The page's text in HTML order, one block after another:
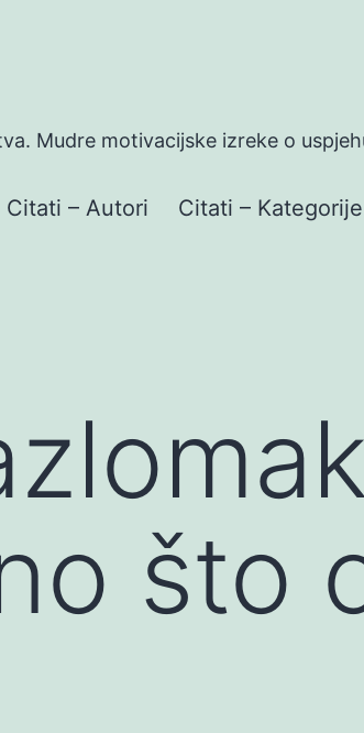
Mudre motivacijske izreke o
Citati – Autori Citati – Kategorije
što